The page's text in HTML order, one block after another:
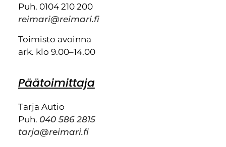
Puh. 0104 210 200
reimari@reimari.fi
Toimisto avoinna
ark. klo 9.00–14.00
Päätoimittaja
Tarja Autio
Puh. 040 586 2815
tarja@reimari.fi